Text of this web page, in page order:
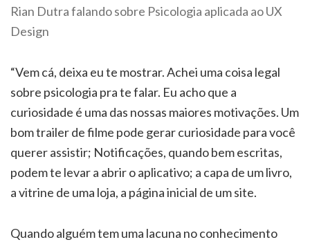
Rian Dutra falando sobre Psicologia aplicada ao UX
Design
“Vem cá, deixa eu te mostrar. Achei uma coisa legal
sobre psicologia pra te falar. Eu acho que a
curiosidade é uma das nossas maiores motivações. Um
bom trailer de filme pode gerar curiosidade para você
querer assistir; Notificações, quando bem escritas,
podem te levar a abrir o aplicativo; a capa de um livro,
a vitrine de uma loja, a página inicial de um site.
Quando alguém tem uma lacuna no conhecimento